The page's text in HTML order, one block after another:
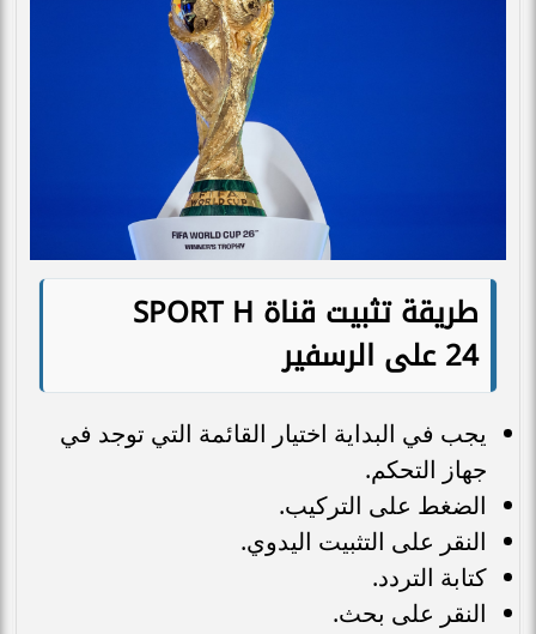
طريقة تثبيت قناة SPORT H
24 على الرسفير
يجب في البداية اختيار القائمة التي توجد في
جهاز التحكم.
الضغط على التركيب.
النقر على التثبيت اليدوي.
كتابة التردد.
النقر على بحث.